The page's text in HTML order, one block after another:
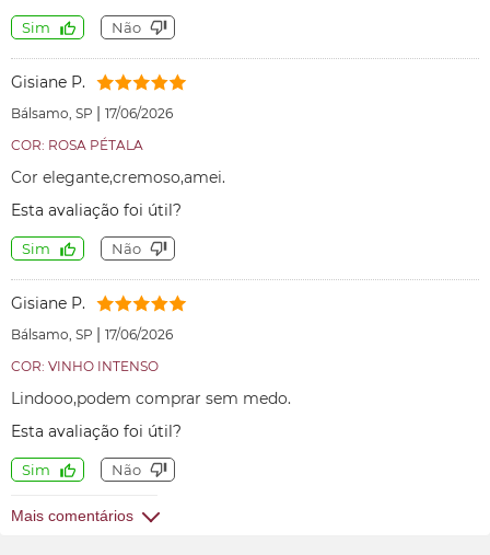
Sim Não
Gisiane P.
Bálsamo, SP | 17/06/2026
COR: ROSA PÉTALA
Cor elegante,cremoso,amei.
Esta avaliação foi útil?
Sim Não
Gisiane P.
Bálsamo, SP | 17/06/2026
COR: VINHO INTENSO
Lindooo,podem comprar sem medo.
Esta avaliação foi útil?
Sim Não
Mais comentários